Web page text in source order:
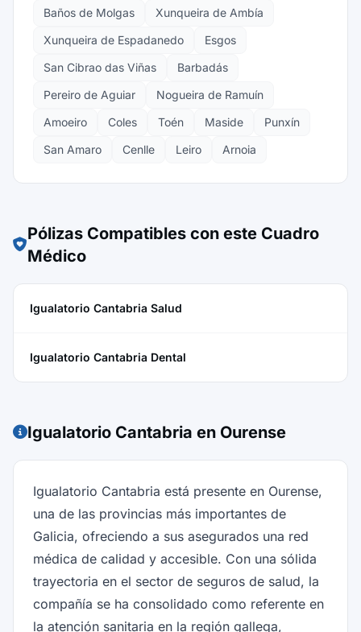
Baños de Molgas
Xunqueira de Ambía
Xunqueira de Espadanedo
Esgos
San Cibrao das Viñas
Barbadás
Pereiro de Aguiar
Nogueira de Ramuín
Amoeiro
Coles Toén Maside
Punxín
San Amaro
Cenlle Leiro Arnoia
Pólizas Compatibles con este Cuadro
Médico
Igualatorio Cantabria Salud
Igualatorio Cantabria Dental
Igualatorio Cantabria en Ourense
Igualatorio Cantabria está presente en Ourense,
una de las provincias más importantes de
Galicia, ofreciendo a sus asegurados una red
médica de calidad y accesible. Con una sólida
trayectoria en el sector de seguros de salud, la
compañía se ha consolidado como referente en
la atención sanitaria en la región gallega,